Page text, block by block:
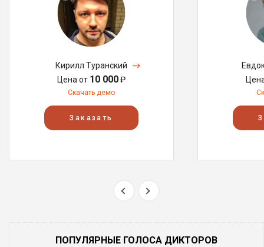
Кирилл Туранский
Цена от 10 000₽
Скачать демо
Заказать
ПОПУЛЯРНЫЕ ГОЛОСА ДИКТОРОВ